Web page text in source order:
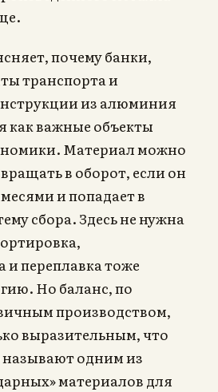
почему банки,
транспорта и
из алюминия
как важные объекты
Материал можно
в оборот, если он
и попадает в
сбора. Здесь не нужна
и переплавка тоже
Но баланс, по
производством,
выразительным, что
одним из
материалов для